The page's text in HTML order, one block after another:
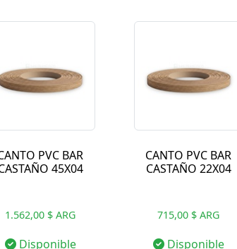
PVC BAR
45X04
1.562,00 $ ARG
Disponible
CANTO PVC BAR
CASTAÑO 22X04
715,00 $ ARG
Disponible